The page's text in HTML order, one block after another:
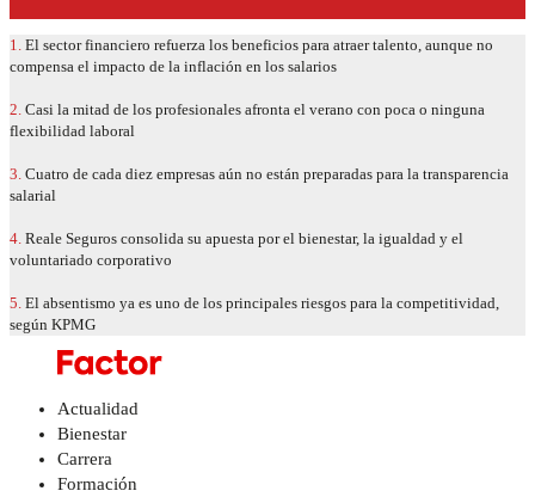
1. El sector financiero refuerza los beneficios para atraer talento, aunque no
compensa el impacto de la inflación en los salarios
2. Casi la mitad de los profesionales afronta el verano con poca o ninguna
flexibilidad laboral
3. Cuatro de cada diez empresas aún no están preparadas para la transparencia
salarial
4. Reale Seguros consolida su apuesta por el bienestar, la igualdad y el
voluntariado corporativo
5. El absentismo ya es uno de los principales riesgos para la competitividad,
según KPMG
Actualidad
Bienestar
Carrera
Formación